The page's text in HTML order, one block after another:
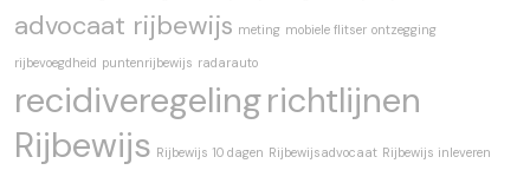
advocaat rijbewijs meting mobiele flitser ontzegging
rijbevoegdheid puntenrijbewijs radarauto
recidiveregelingrichtlijnen
Rijbewijs Rijbewijs 10 dagen Rijbewijsadvocaat Rijbewijs inleveren